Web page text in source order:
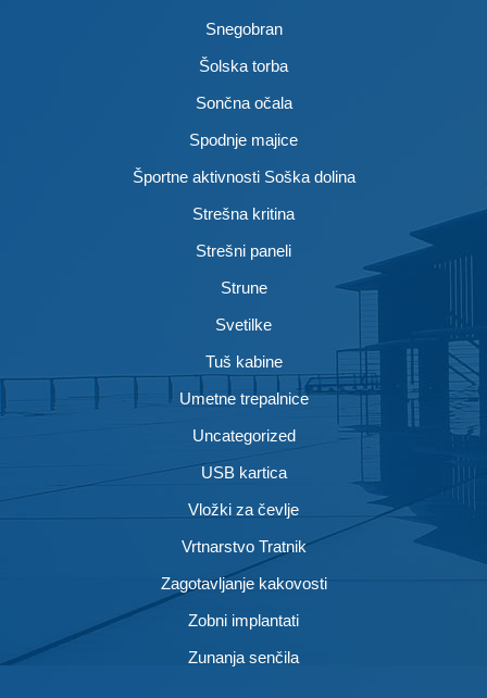
Snegobran
Šolska torba
Sončna očala
Spodnje majice
Športne aktivnosti Soška dolina
Strešna kritina
Strešni paneli
Strune
Svetilke
Tuš kabine
Umetne trepalnice
Uncategorized
USB kartica
Vložki za čevlje
Vrtnarstvo Tratnik
Zagotavljanje kakovosti
Zobni implantati
Zunanja senčila